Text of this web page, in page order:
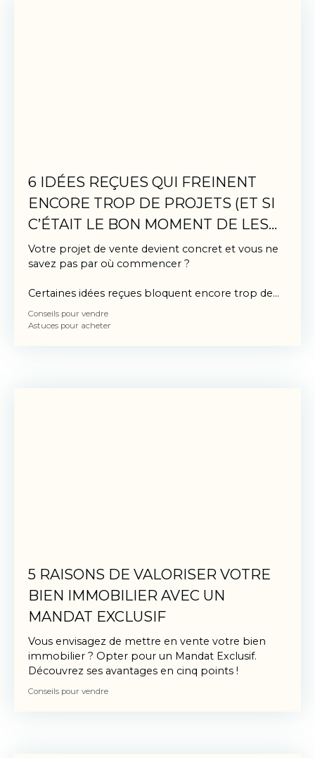
6 IDÉES REÇUES QUI FREINENT
ENCORE TROP DE PROJETS (ET SI
C’ÉTAIT LE BON MOMENT DE LES
DÉPASSER ?)
Votre projet de vente devient concret et vous ne
savez pas par où commencer ?
Certaines idées reçues bloquent encore trop de
projets immobiliers. Découvrez 6 freins courants
et comment les dépasser pour avancer
Conseils pour vendre
Astuces pour acheter
5 RAISONS DE VALORISER VOTRE
BIEN IMMOBILIER AVEC UN
MANDAT EXCLUSIF
Vous envisagez de mettre en vente votre bien
immobilier ? Opter pour un Mandat Exclusif.
Découvrez ses avantages en cinq points !
Conseils pour vendre